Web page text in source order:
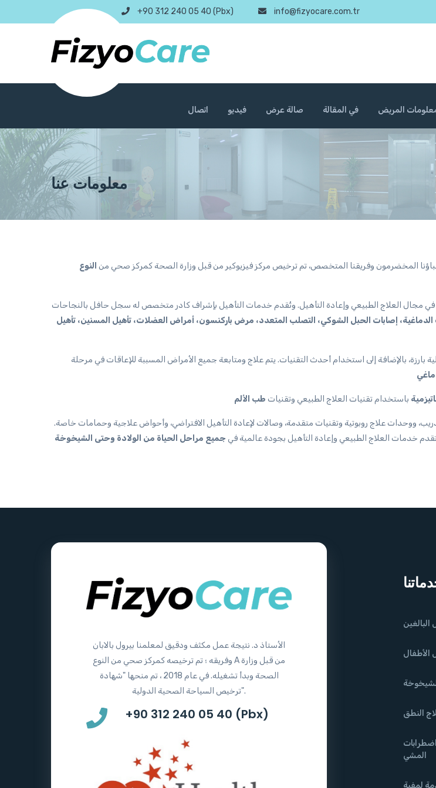
+90 312 240 05 40 (Pbx) info@fizyocare.com.tr
اتصال فيديو صالة عرض في المقالة المريض
معلومات عنا
المخضرمون وفريقنا المتخصص، تم ترخيص مركز فيزيوكير من قبل وزارة الصحة كمركز صحي من
جميع متطلبات الطب الحديث في مجال العلاج الطبيعي وإعادة التأهيل. وتُقدم خدمات التأهيل بإشراف كادر متخصص له سجل حافل بالنجاحات
الدماغية، إصابات الحبل الشوكي، التصلب المتعدد، مرض باركنسون، أمراض العضلات، تأهيل المسنين، تأهيل
بالإضافة إلى استخدام أحدث التقنيات. يتم علاج ومتابعة جميع الأمراض المسببة للإعاقات في مرحلة
باستخدام تقنيات العلاج الطبيعي وتقنيات
ووحدات علاج روبوتية وتقنيات متقدمة، وصالات لإعادة التأهيل الافتراضي، وأحواض علاجية وحمامات خاصة.
خدمات العلاج الطبيعي وإعادة التأهيل بجودة عالمية في جميع مراحل الحياة من الولادة وحتى الشيخوخة
الأستاذ د. نتيجة عمل مكثف ودقيق لمعلمنا بيرول بالابان
وفريقه ؛ تم ترخيصه كمركز صحي من النوع A من قبل وزارة
الصحة وبدأ تشغيله. في عام 2018 ، تم منحها "شهادة
ترخيص السياحة الصحية الدولية".
+90 312 240 05 40 (Pbx)
البالغين
الأطفال
النطق
المشي
لمفية